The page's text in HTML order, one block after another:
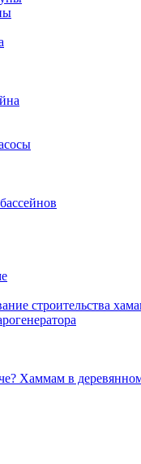
строительства
Хаммам в